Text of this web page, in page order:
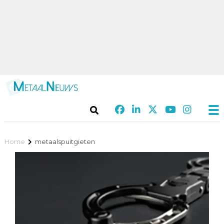
Home metaalspuitgieten